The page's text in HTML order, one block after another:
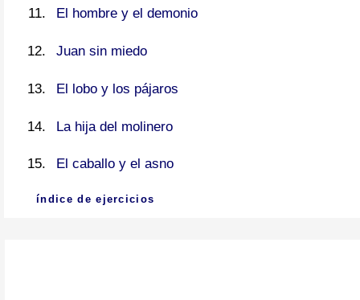
El hombre y el demonio
Juan sin miedo
El lobo y los pájaros
La hija del molinero
El caballo y el asno
índice de ejercicios